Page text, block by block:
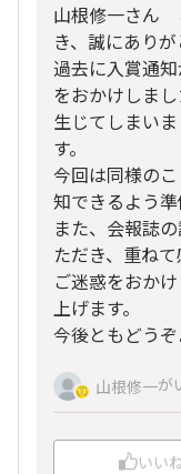
山根修一さん
き、誠にありが
過去に入賞通
をおかけしま
生じてしまい
す。
今回は同様の
知できるよう準
また、会報誌
ただき、重ねて
ご迷惑をおか
上げます。
今後ともどうぞ
山根修一が
いい